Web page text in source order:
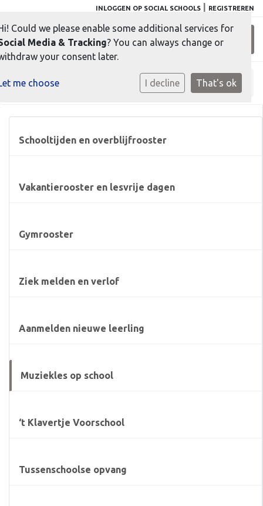
INLOGGEN OP SOCIAL SCHOOLS REGISTREREN
Home» Muziekles op school
Schooltijden en overblijfrooster
Vakantierooster en lesvrije dagen
Gymrooster
Ziek melden en verlof
Aanmelden nieuwe leerling
Muziekles op school
‘t Klavertje Voorschool
Tussenschoolse opvang
Could we please enable some additional services for
Media & Tracking? You can always change or
your consent later.
me choose I decline That's ok